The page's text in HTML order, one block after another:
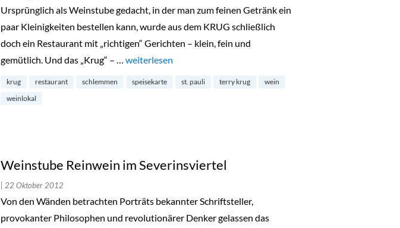
Ursprünglich als Weinstube gedacht, in der man zum feinen Getränk ein
paar Kleinigkeiten bestellen kann, wurde aus dem KRUG schließlich
doch ein Restaurant mit „richtigen“ Gerichten – klein, fein und
gemütlich. Und das „Krug“ – … „Krug: verstecktes Weinrestaurant mitten in St. Pauli“
weiterlesen
krug restaurant schlemmen speisekarte st. pauli terry krug
wein
weinlokal
Weinstube Reinwein im Severinsviertel
| 22 Oktober 2012
Von den Wänden betrachten Porträts bekannter Schriftsteller,
provokanter Philosophen und revolutionärer Denker gelassen das